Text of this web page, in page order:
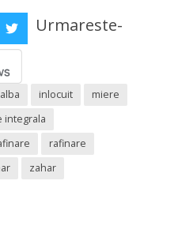
Urmareste-
inlocuit
miere
integrala
rafinare
zahar